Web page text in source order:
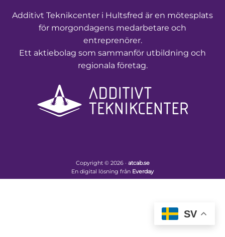
Additivt Teknikcenter i Hultsfred är en mötesplats
för morgondagens medarbetare och
entreprenörer.
Ett aktiebolag som sammanför utbildning och
regionala företag.
Copyright © 2026 · atcab.se
En digital lösning från Everday
SV